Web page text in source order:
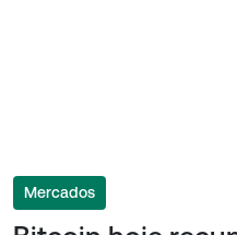
Mercados